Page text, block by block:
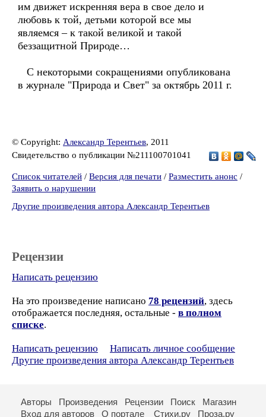
им движет искренняя вера в свое дело и
любовь к той, детьми которой все мы
являемся – к такой великой и такой
беззащитной Природе…
С некоторыми сокращениями опубликована
в журнале "Природа и Свет" за октябрь 2011 г.
© Copyright: Александр Терентьев, 2011
Свидетельство о публикации №211100701041
Список читателей / Версия для печати / Разместить анонс /
Заявить о нарушении
Другие произведения автора Александр Терентьев
Рецензии
Написать рецензию
На это произведение написано 78 рецензий, здесь
отображается последняя, остальные - в полном
списке.
Написать рецензию
Написать личное сообщение
Другие произведения автора Александр Терентьев
Авторы Произведения Рецензии Поиск
Магазин
Вход для авторов
О портале Стихи.ру Проза.ру